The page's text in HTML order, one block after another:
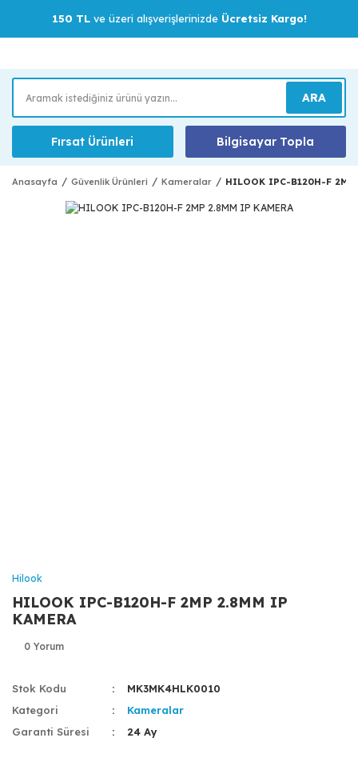
150 TLve üzeri alışverişlerinizde Ücretsiz Kargo!
ARA
Fırsat Ürünleri Bilgisayar Topla
Anasayfa Güvenlik Ürünleri Kameralar HILOOK IPC-B120H-F 2MP
Hilook
HILOOK IPC-B120H-F 2MP 2.8MM IP
KAMERA
0 Yorum
Stok Kodu
MK3MK4HLK0010
Kategori
Kameralar
Garanti Süresi
24 Ay